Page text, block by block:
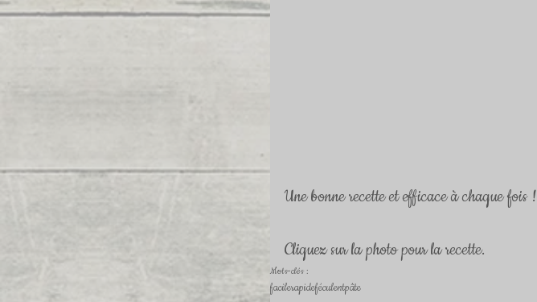
Une bonne recette et efficace à chaque fois !
Cliquez sur la photo pour la recette.
Mots-clés :
facilerapideféculentpâte